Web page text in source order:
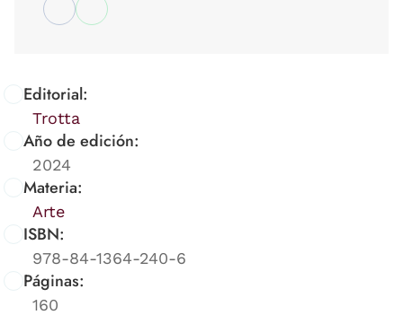
Editorial:
Trotta
Año de edición:
2024
Materia:
Arte
ISBN:
978-84-1364-240-6
Páginas:
160